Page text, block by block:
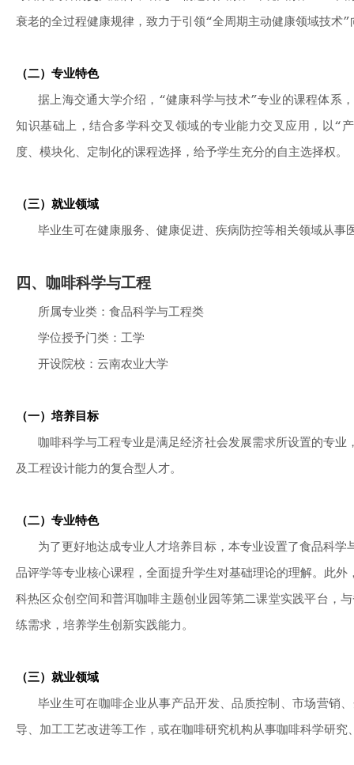
衰老的全过程健康规律，致力于引领“全周期主动健康领域技术
（二）专业特色
据上海交通大学介绍，“健康科学与技术”专业的课程体系
知识基础上，结合多学科交叉领域的专业能力交叉应用，以“
度、模块化、定制化的课程选择，给予学生充分的自主选择权。
（三）就业领域
毕业生可在健康服务、健康促进、疾病防控等相关领域从
四、咖啡科学与工程
所属专业类：食品科学与工程类
学位授予门类：工学
开设院校：云南农业大学
（一）培养目标
咖啡科学与工程专业是满足经济社会发展需求所设置的专
及工程设计能力的复合型人才。
（二）专业特色
为了更好地达成专业人才培养目标，本专业设置了食品科
品评学等专业核心课程，全面提升学生对基础理论的理解。此
科热区众创空间和普洱咖啡主题创业园等第二课堂实践平台，
练需求，培养学生创新实践能力。
（三）就业领域
毕业生可在咖啡企业从事产品开发、品质控制、市场营销
导、加工工艺改进等工作，或在咖啡研究机构从事咖啡科学研究